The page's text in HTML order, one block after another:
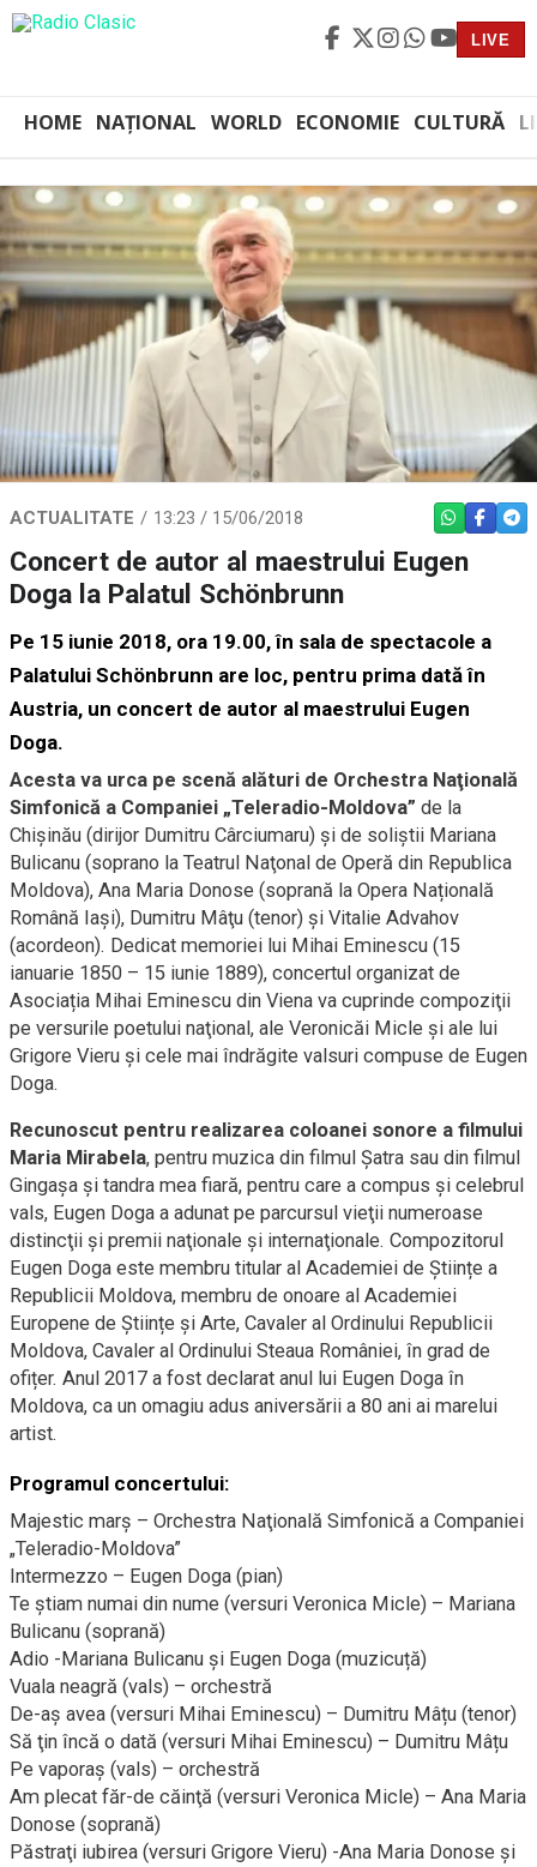
LIVE
HOME NAȚIONAL WORLD ECONOMIE CULTURĂ
ACTUALITATE 13:23 / 15/06/2018 WHATSAPP
Concert de autor al maestrului Eugen
Doga la Palatul Schönbrunn
Pe 15 iunie 2018, ora 19.00, în sala de spectacole a
Palatului Schönbrunn are loc, pentru prima dată în
Austria, un concert de autor al maestrului Eugen
Doga.
Acesta va urca pe scenă alături de Orchestra Naţională
Simfonică a Companiei „Teleradio-Moldova” de la
Chişinău (dirijor Dumitru Cârciumaru) şi de soliştii Mariana
Bulicanu (soprano la Teatrul Naţonal de Operă din Republica
Moldova), Ana Maria Donose (soprană la Opera Națională
Română Iași), Dumitru Mâţu (tenor) și Vitalie Advahov
(acordeon). Dedicat memoriei lui Mihai Eminescu (15
ianuarie 1850 – 15 iunie 1889), concertul organizat de
Asociația Mihai Eminescu din Viena va cuprinde compoziţii
pe versurile poetului naţional, ale Veronicăi Micle şi ale lui
Grigore Vieru şi cele mai îndrăgite valsuri compuse de Eugen
Doga.
Recunoscut pentru realizarea coloanei sonore a filmului
Maria Mirabela, pentru muzica din filmul Şatra sau din filmul
Gingaşa şi tandra mea fiară, pentru care a compus şi celebrul
vals, Eugen Doga a adunat pe parcursul vieţii numeroase
distincţii şi premii naţionale şi internaţionale. Compozitorul
Eugen Doga este membru titular al Academiei de Științe a
Republicii Moldova, membru de onoare al Academiei
Europene de Științe și Arte, Cavaler al Ordinului Republicii
Moldova, Cavaler al Ordinului Steaua României, în grad de
ofițer. Anul 2017 a fost declarat anul lui Eugen Doga în
Moldova, ca un omagiu adus aniversării a 80 ani ai marelui
artist.
Programul concertului:
Majestic marș – Orchestra Naţională Simfonică a Companiei
„Teleradio-Moldova”
Intermezzo – Eugen Doga (pian)
Te ştiam numai din nume (versuri Veronica Micle) – Mariana
Bulicanu (soprană)
Adio -Mariana Bulicanu şi Eugen Doga (muzicuță)
Vuala neagră (vals) – orchestră
De-aş avea (versuri Mihai Eminescu) – Dumitru Mâțu (tenor)
Să ţin încă o dată (versuri Mihai Eminescu) – Dumitru Mâțu
Pe vaporaş (vals) – orchestră
Am plecat făr-de căinţă (versuri Veronica Micle) – Ana Maria
Donose (soprană)
Păstraţi iubirea (versuri Grigore Vieru) -Ana Maria Donose și